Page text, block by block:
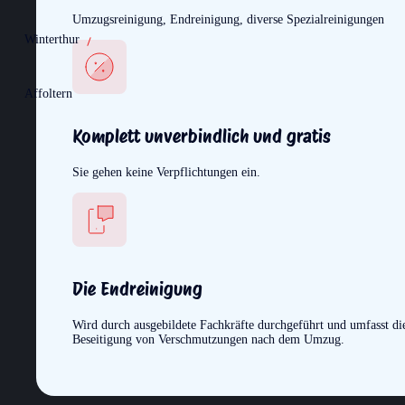
Winterthur
Affoltern
Umzugsreinigung, Endreinigung, diverse Spezialreinigungen
Komplett unverbindlich und gratis
Sie gehen keine Verpflichtungen ein.
Die Endreinigung
Wird durch ausgebildete Fachkräfte durchgeführt und umfasst
Beseitigung von Verschmutzungen nach dem Umzug.